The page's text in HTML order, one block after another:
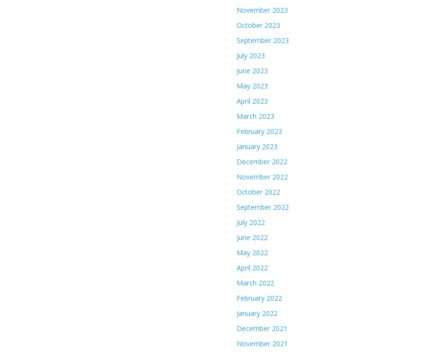
November 2023
October 2023
September 2023
July 2023
June 2023
May 2023
April 2023
March 2023
February 2023
January 2023
December 2022
November 2022
October 2022
September 2022
July 2022
June 2022
May 2022
April 2022
March 2022
February 2022
January 2022
December 2021
November 2021